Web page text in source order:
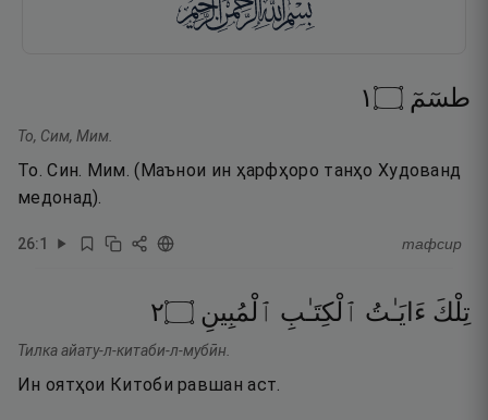
طسٓمٓ ۝١
То, Сим, Мим.
То. Син. Мим. (Маънои ин ҳарфҳоро танҳо Худованд
медонад).
26:1 тафсир
تِلْكَ ءَايَـٰتُ ٱلْكِتَـٰبِ ٱلْمُبِينِ ۝٢
Тилка айату-л-китаби-л-мубӣн.
Ин оятҳои Китоби равшан аст.